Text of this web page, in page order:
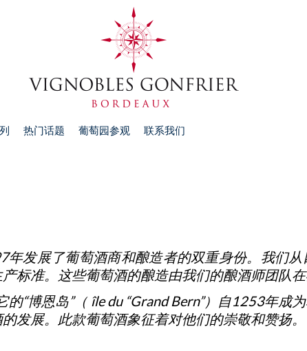
热门话题 葡萄园参观 联系我们
年发展了葡萄酒商和酿造者的双重身份。我们
标准。这些葡萄酒的酿造由我们的酿酒师团队在
“博恩岛”（ île du “Grand Bern”）自1253年成
发展。此款葡萄酒象征着对他们的崇敬和赞扬。